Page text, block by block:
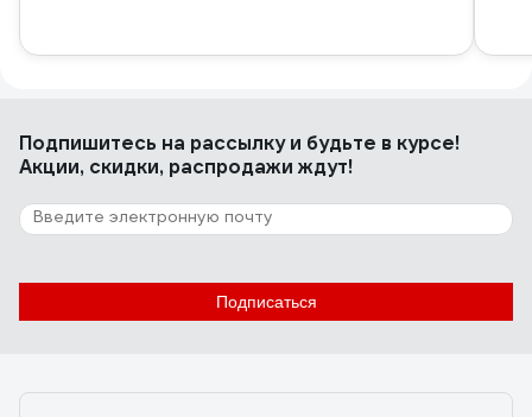
Подпишитесь на рассылкуи будьте в курсе!
Акции, скидки, распродажи ждут!
Подписаться